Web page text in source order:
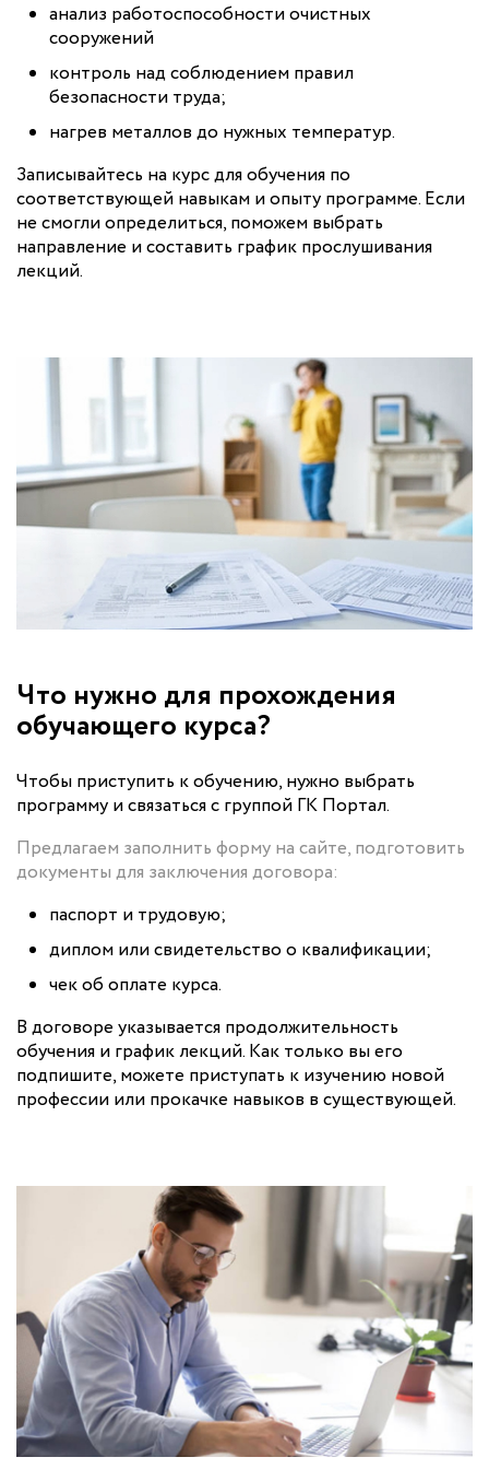
анализ работоспособности очистных
сооружений
контроль над соблюдением правил
безопасности труда;
нагрев металлов до нужных температур.
Записывайтесь на курс для обучения по
соответствующей навыкам и опыту программе. Если
не смогли определиться, поможем выбрать
направление и составить график прослушивания
лекций.
Что нужно для прохождения
обучающего курса?
Чтобы приступить к обучению, нужно выбрать
программу и связаться с группой ГК Портал.
Предлагаем заполнить форму на сайте, подготовить
документы для заключения договора:
паспорт и трудовую;
диплом или свидетельство о квалификации;
чек об оплате курса.
В договоре указывается продолжительность
обучения и график лекций. Как только вы его
подпишите, можете приступать к изучению новой
профессии или прокачке навыков в существующей.